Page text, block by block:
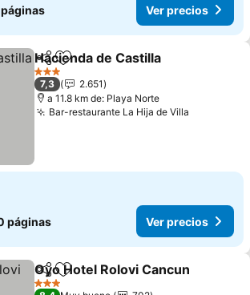
Ver precios
CompartirAgregar a favoritos
Hacienda de Castilla
3 Estrellas
7,3
2.651
a 11.8 km de: Playa Norte
Bar-restaurante La Hija de Villa
páginas Ver precios
CompartirAgregar a favoritos
Oyo Hotel Rolovi Cancun
3 Estrellas